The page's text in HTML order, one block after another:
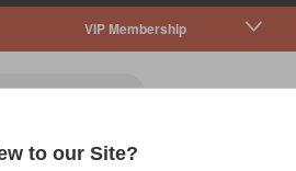
VIP Membership
to our Site?